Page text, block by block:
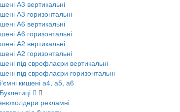
А3 вертикальні
А3 горизонтальні
А6 вертикальні
А6 горизонтальні
А2 вертикальні
А2 горизонтальні
під єврофлаєри вертикальні
під єврофлаєри горизонтальні
кишені а4, а5, а6
рекламні